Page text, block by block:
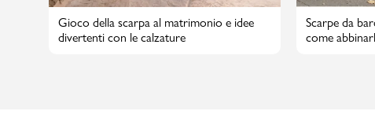
Gioco della scarpa al matrimonio e idee
divertenti con le calzature
Scarpe da
come